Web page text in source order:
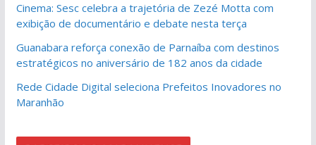
Cinema: Sesc celebra a trajetória de Zezé Motta com
exibição de documentário e debate nesta terça
Guanabara reforça conexão de Parnaíba com destinos
estratégicos no aniversário de 182 anos da cidade
Rede Cidade Digital seleciona Prefeitos Inovadores no
Maranhão